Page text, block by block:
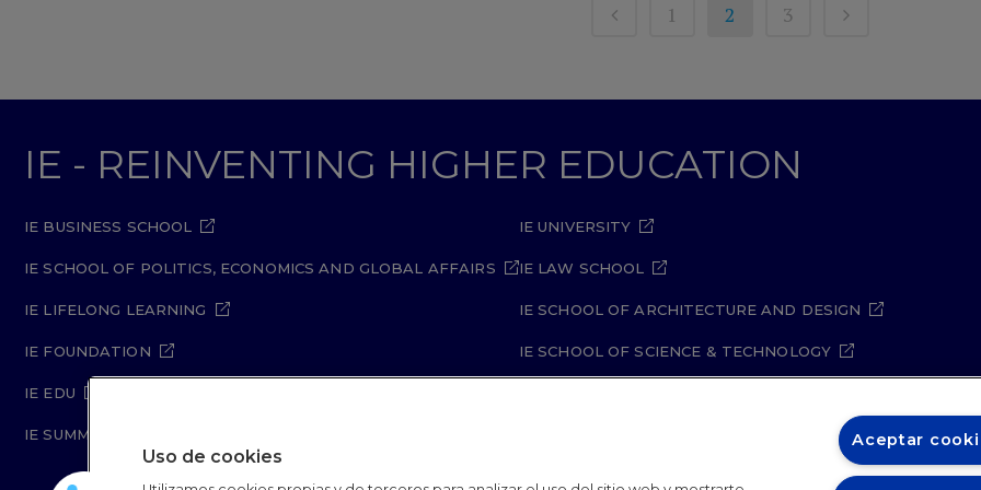
1 2 3
IE - REINVENTING HIGHER EDUCATION
IE BUSINESS SCHOOL
IE SCHOOL OF POLITICS, ECONOMICS AND GLOBAL AFFAIRS
IE LIFELONG LEARNING
IE FOUNDATION
IE EDU
IE SUMMER SCHOOL
IE UNIVERSITY
IE LAW SCHOOL
IE SCHOOL OF ARCHITECTURE AND DESIGN
IE SCHOOL OF SCIENCE & TECHNOLOGY
Uso de cookies
Aceptar